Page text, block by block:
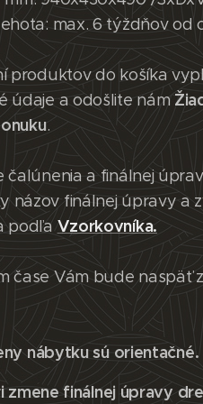
max. 6 týždňov od
produktov do košíka
údaje a odošlite nám
.
čalúnenia a finálnej
názov finálnej úpravy a
podľa Vzorkovníka.
čase Vám bude naspäť
nábytku sú orientačné.
zmene finálnej úpravy